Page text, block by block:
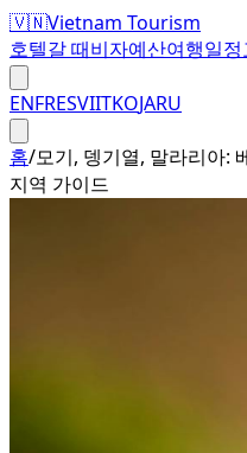
🇻🇳Vietnam Tourism
호텔갈 때비자예산여행일정
ENFRESVIITKOJARU
홈/모기, 뎅기열, 말라리아:
지역 가이드